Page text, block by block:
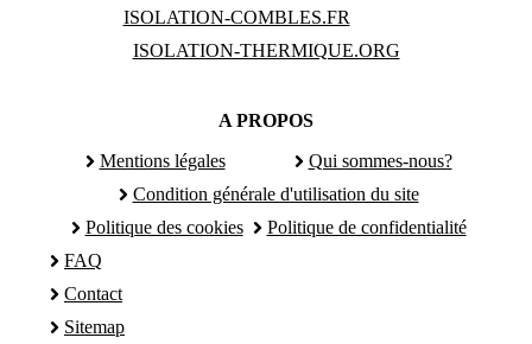
ISOLATION-COMBLES.FR
ISOLATION-THERMIQUE.ORG
A PROPOS
Mentions légales
Qui sommes-nous?
Condition générale d'utilisation du site
Politique des cookies
Politique de confidentialité
FAQ
Contact
Sitemap